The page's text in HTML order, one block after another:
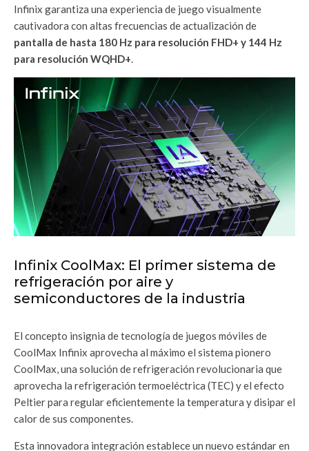
Infinix garantiza una experiencia de juego visualmente
cautivadora con altas frecuencias de actualización de
pantalla de hasta 180 Hz para resolución FHD+ y 144 Hz
para resolución WQHD+.
Infinix CoolMax: El primer sistema de
refrigeración por aire y
semiconductores de la industria
El concepto insignia de tecnología de juegos móviles de
CoolMax Infinix aprovecha al máximo el sistema pionero
CoolMax, una solución de refrigeración revolucionaria que
aprovecha la refrigeración termoeléctrica (TEC) y el efecto
Peltier para regular eficientemente la temperatura y disipar el
calor de sus componentes.
Esta innovadora integración establece un nuevo estándar en